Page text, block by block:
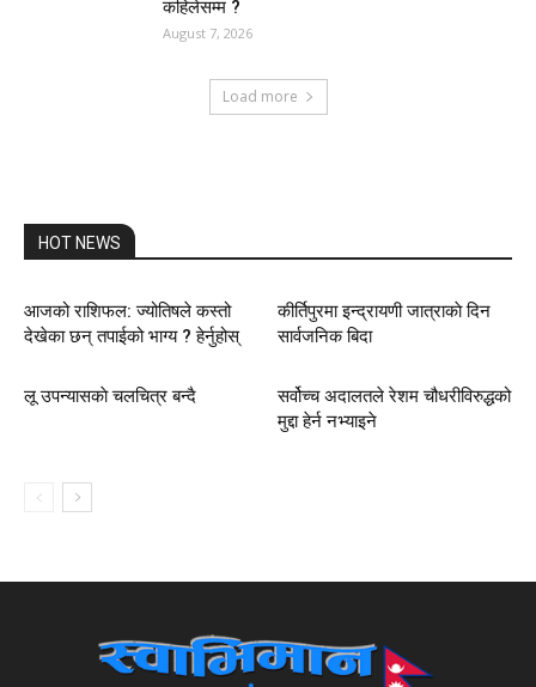
कहिलेसम्म ?
August 7, 2026
Load more
HOT NEWS
आजको राशिफल: ज्योतिषले कस्तो
देखेका छन् तपाईको भाग्य ? हेर्नुहोस्
कीर्तिपुरमा इन्द्रायणी जात्राकाे दिन
सार्वजनिक बिदा
लू उपन्यासकाे चलचित्र बन्दै
सर्वोच्च अदालतले रेशम चौधरीविरुद्धको
मुद्दा हेर्न नभ्याइने